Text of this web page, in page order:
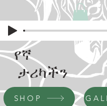
የኛ
ታሪካችን
SHOP